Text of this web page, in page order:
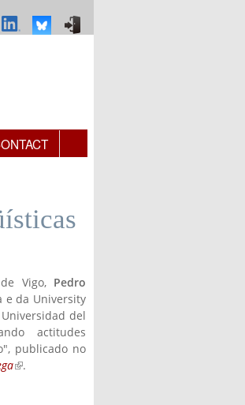
Vigo, Pedro
e da University
del
actitudes
publicado no
(link is
.